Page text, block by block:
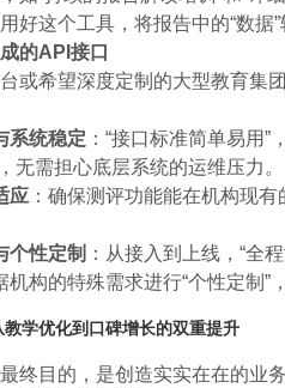
好这个工具，将报告中的“数据”
的API接口
或希望深度定制的大型教育集
系统稳定 ：“接口标准简单易用
无需担心底层系统的运维压力。
应 ：确保测评功能能在机构现
个性定制 ：从接入到上线，“全
机构的特殊需求进行“个性定制”
学优化到口碑增长的双重提升
终目的，是创造实实在在的业